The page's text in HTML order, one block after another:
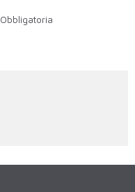
Obbligatoria